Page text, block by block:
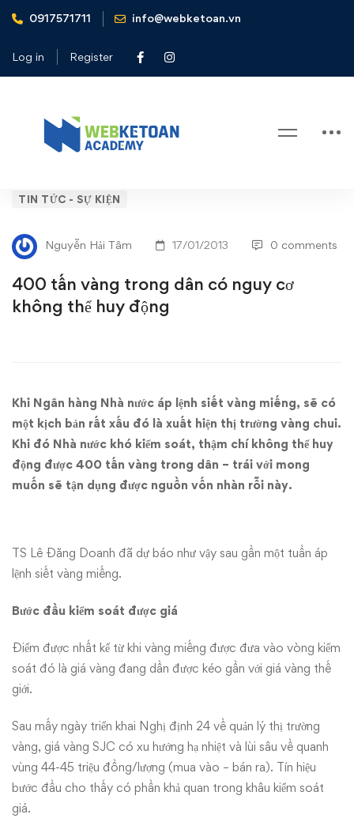
0917571711 info@webketoan.vn
Log in Register
Home
Tin tức - Sự kiện
400
tấn
vàng
trong
nguy
cơ
không
huy
động
TIN TỨC - SỰ KIỆN
Nguyễn Hải Tâm 17/01/2013 0 comments
400 tấn vàng trong dân có nguy cơ
không thể huy động
Khi Ngân hàng Nhà nước áp lệnh siết vàng miếng, sẽ có
một kịch bản rất xấu đó là xuất hiện thị trường vàng chui.
Khi đó Nhà nước khó kiểm soát, thậm chí không thể huy
động được 400 tấn vàng trong dân – trái với mong
muốn sẽ tận dụng được nguồn vốn nhàn rỗi này.
TS Lê Đăng Doanh đã dự báo như vậy sau gần một tuần áp
lệnh siết vàng miếng.
Bước đầu kiểm soát được giá
Điểm được nhất kể từ khi vàng miếng được đưa vào vòng kiểm
soát đó là giá vàng đang dần được kéo gần với giá vàng thế
giới.
Sau mấy ngày triển khai Nghị định 24 về quản lý thị trường
vàng, giá vàng SJC có xu hướng hạ nhiệt và lùi sâu về quanh
vùng 44-45 triệu đồng/lượng (mua vào – bán ra). Tín hiệu
bước đầu cho thấy có phần khả quan trong khâu kiểm soát
giá.